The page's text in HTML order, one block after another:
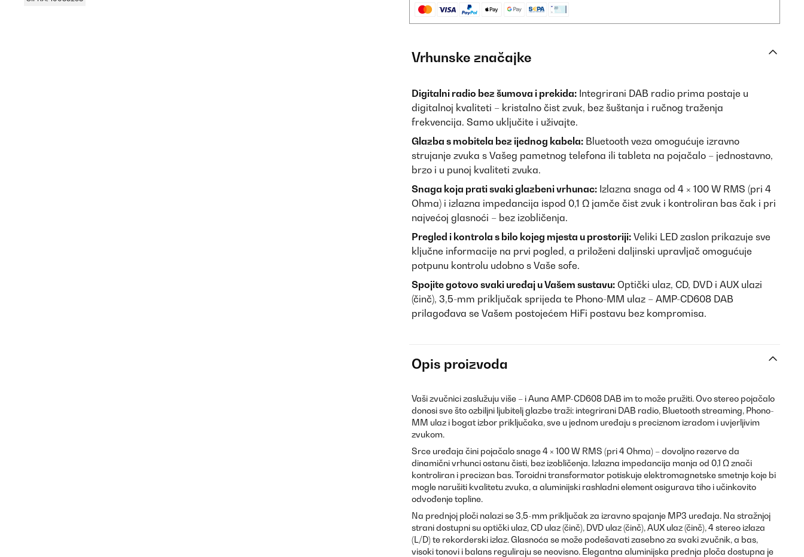
Vrhunske značajke
Digitalni radio bez šumova i prekida: Integrirani DAB radio prima postaje u
digitalnoj kvaliteti – kristalno čist zvuk, bez šuštanja i ručnog traženja
frekvencija. Samo uključite i uživajte.
Glazba s mobitela bez ijednog kabela: Bluetooth veza omogućuje izravno
strujanje zvuka s Vašeg pametnog telefona ili tableta na pojačalo – jednostavno,
brzo i u punoj kvaliteti zvuka.
Snaga koja prati svaki glazbeni vrhunac: Izlazna snaga od 4 × 100 W RMS (pri 4
Ohma) i izlazna impedancija ispod 0,1 Ω jamče čist zvuk i kontroliran bas čak i pri
najvećoj glasnoći – bez izobličenja.
Pregled i kontrola s bilo kojeg mjesta u prostoriji: Veliki LED zaslon prikazuje sve
ključne informacije na prvi pogled, a priloženi daljinski upravljač omogućuje
potpunu kontrolu udobno s Vaše sofe.
Spojite gotovo svaki uređaj u Vašem sustavu: Optički ulaz, CD, DVD i AUX ulazi
(činč), 3,5-mm priključak sprijeda te Phono-MM ulaz – AMP-CD608 DAB
prilagođava se Vašem postojećem HiFi postavu bez kompromisa.
Opis proizvoda
Vaši zvučnici zaslužuju više – i Auna AMP-CD608 DAB im to može pružiti. Ovo stereo pojačalo
donosi sve što ozbiljni ljubitelj glazbe traži: integrirani DAB radio, Bluetooth streaming, Phono-
MM ulaz i bogat izbor priključaka, sve u jednom uređaju s preciznom izradom i uvjerljivim
zvukom.
Srce uređaja čini pojačalo snage 4 × 100 W RMS (pri 4 Ohma) – dovoljno rezerve da
dinamični vrhunci ostanu čisti, bez izobličenja. Izlazna impedancija manja od 0,1 Ω znači
kontroliran i precizan bas. Toroidni transformator potiskuje elektromagnetske smetnje koje bi
mogle narušiti kvalitetu zvuka, a aluminijski rashladni element osigurava tiho i učinkovito
odvođenje topline.
Na prednjoj ploči nalazi se 3,5-mm priključak za izravno spajanje MP3 uređaja. Na stražnjoj
strani dostupni su optički ulaz, CD ulaz (činč), DVD ulaz (činč), AUX ulaz (činč), 4 stereo izlaza
(L/D) te rekorderski izlaz. Glasnoća se može podešavati zasebno za svaki zvučnik, a bas,
visoki tonovi i balans reguliraju se neovisno. Elegantna aluminijska prednja ploča dostupna je